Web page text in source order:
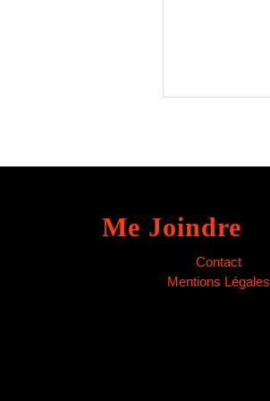
Me Joindre
Contact
Mentions Légales